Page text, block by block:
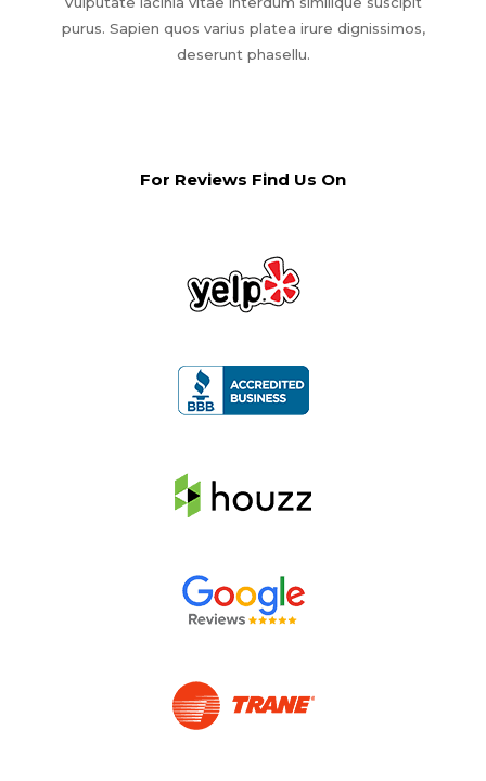
purus. Sapien quos varius platea irure dignissimos,
deserunt phasellu.
For Reviews Find Us On